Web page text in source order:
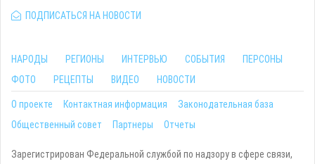
ПОДПИСАТЬСЯ НА НОВОСТИ
НАРОДЫ РЕГИОНЫ ИНТЕРВЬЮ СОБЫТИЯ
ПЕРСОНЫ
ФОТО
РЕЦЕПТЫ ВИДЕО НОВОСТИ
О проекте Контактная информация
Законодательная база
Общественный совет
Партнеры Отчеты
Зарегистрирован Федеральной службой по надзору в сфере связи,